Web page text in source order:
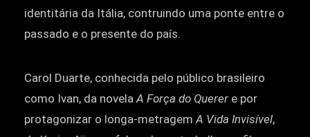
identitária da Itália, contruindo uma ponte entre o
passado e o presente do país.
Carol Duarte, conhecida pelo público brasileiro
como Ivan, da novela A Força do Querer e por
protagonizar o longa-metragem A Vida Invisível,